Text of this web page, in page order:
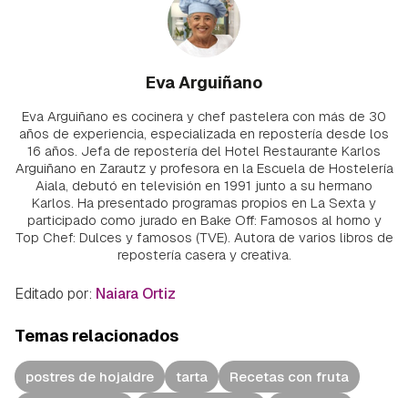
Eva Arguiñano
Eva Arguiñano es cocinera y chef pastelera con más de 30
años de experiencia, especializada en repostería desde los
16 años. Jefa de repostería del Hotel Restaurante Karlos
Arguiñano en Zarautz y profesora en la Escuela de Hostelería
Aiala, debutó en televisión en 1991 junto a su hermano
Karlos. Ha presentado programas propios en La Sexta y
participado como jurado en Bake Off: Famosos al horno y
Top Chef: Dulces y famosos (TVE). Autora de varios libros de
repostería casera y creativa.
Editado por: Naiara Ortiz
Temas relacionados
postres de hojaldre tarta
Recetas con fruta